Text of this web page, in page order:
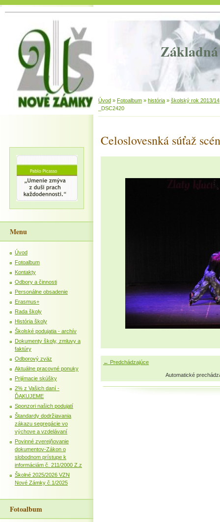
Základná
Úvod » Fotoalbum » história » školský rok 2013/14
_DSC2420
Celoslovesnká súťaž
← Predchádzajúce
Automatické
Menu
Úvod
Fotoalbum
Kontakty
Odbory a činnosti
Personálne obsadenie
Erasmus+
Rada školy
História školy
Školské podujatia - archív
Dokumenty školy, zmluvy a
faktúry
Odborový zväz
Aktuálne pracovné ponuky
Prijímacie skúšky
2% z Vašich daní -
ĎAKUJEME
Sponzori našich podujatí
Štandardy dodržiavania
zákazu segregácie vo
výchove a vzdelávaní
Povinné zverejňovanie
dokumentov-Zákon o
slobodnom prístupe k
informáciám č. 211/2000 Z.z
Školné 2025/2026 VZN
Nové Zámky č.1/2025
Fotoalbum